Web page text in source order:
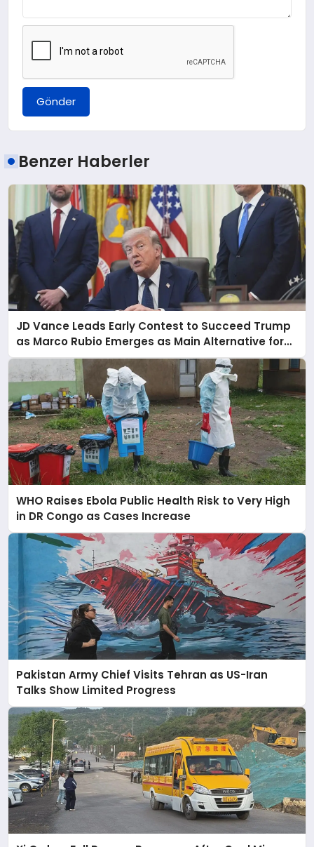
Gönder
Benzer Haberler
JD Vance Leads Early Contest to Succeed Trump
as Marco Rubio Emerges as Main Alternative for
2028
WHO Raises Ebola Public Health Risk to Very High
in DR Congo as Cases Increase
Pakistan Army Chief Visits Tehran as US-Iran
Talks Show Limited Progress